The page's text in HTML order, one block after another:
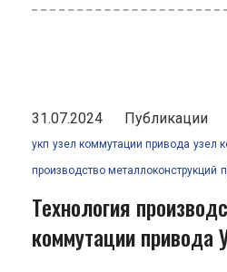
31.07.2024 Публикации
укп узел коммутации привода узел
производство металлоконструкций
Технология
коммутации привода